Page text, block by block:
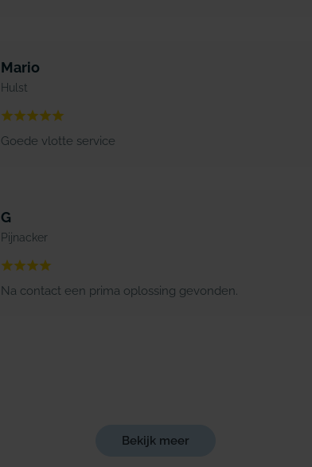
Mario
Hulst
Goede vlotte service
G
Pijnacker
Na contact een prima oplossing gevonden.
Bekijk meer